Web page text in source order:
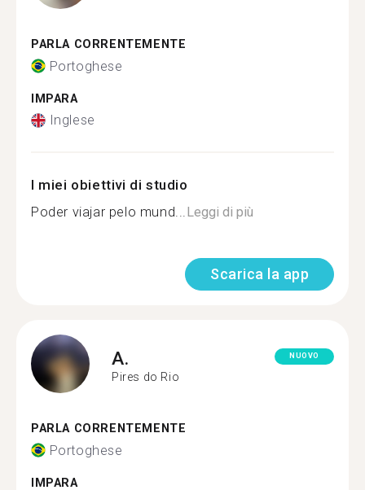
PARLA CORRENTEMENTE
Portoghese
IMPARA
Inglese
I miei obiettivi di studio
Poder viajar pelo mund...Leggi di più
Scarica la app
A.
Pires do Rio
NUOVO
PARLA CORRENTEMENTE
Portoghese
IMPARA